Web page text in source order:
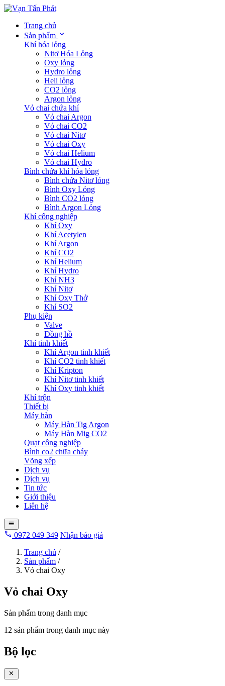
Trang chủ
Sản phẩm
Khí hóa lỏng
Nitơ Hóa Lỏng
Oxy lỏng
Hydro lỏng
Heli lỏng
CO2 lỏng
Argon lỏng
Vỏ chai chứa khí
Vỏ chai Argon
Vỏ chai CO2
Vỏ chai Nitơ
Vỏ chai Oxy
Vỏ chai Helium
Vỏ chai Hydro
Bình chứa khí hóa lỏng
Bình chứa Nitơ lỏng
Bình Oxy Lỏng
Bình CO2 lỏng
Bình Argon Lỏng
Khí công nghiệp
Khí Oxy
Khí Acetylen
Khí Argon
Khí CO2
Khí Helium
Khí Hydro
Khí NH3
Khí Nitơ
Khí Oxy Thở
Khí SO2
Phụ kiện
Valve
Đồng hồ
Khí tinh khiết
Khí Argon tinh khiết
Khí CO2 tinh khiết
Khí Kripton
Khí Nitơ tinh khiết
Khí Oxy tinh khiết
Khí trộn
Thiết bị
Máy hàn
Máy Hàn Tig Argon
Máy Hàn Mig CO2
Quạt công nghiệp
Bình co2 chữa cháy
Võng xếp
Dịch vụ
Dịch vụ
Tin tức
Giới thiệu
Liên hệ
0972 049 349 Nhận báo giá
Trang chủ /
Sản phẩm /
Vỏ chai Oxy
Vỏ chai Oxy
Sản phẩm trong danh mục
12 sản phẩm trong danh mục này
Bộ lọc